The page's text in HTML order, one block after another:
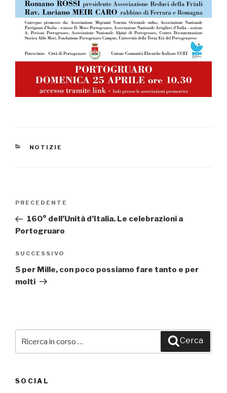
CATEGORIE
NOTIZIE
Navigazione
articoli
Articolo
precedente:
PRECEDENTE
160° dell’Unità d’Italia. Le celebrazioni a
Portogruaro
Articolo
successivo
SUCCESSIVO
5 per Mille, con poco possiamo fare tanto e per
molti
Cerca
SOCIAL